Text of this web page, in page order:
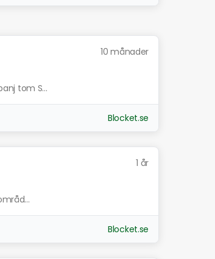
10 månader
tom S...
Blocket.se
1 år
Blocket.se